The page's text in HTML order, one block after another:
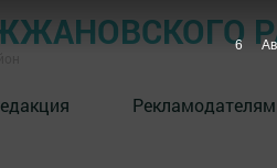
Рекламодателям
5